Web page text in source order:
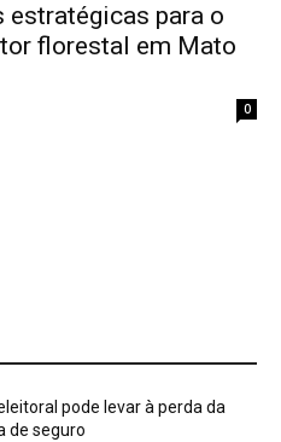
estratégicas para o
florestal em Mato
0
pode levar à perda da
de seguro